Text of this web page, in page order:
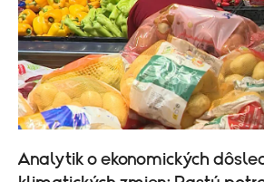
Analytik o ekonomických